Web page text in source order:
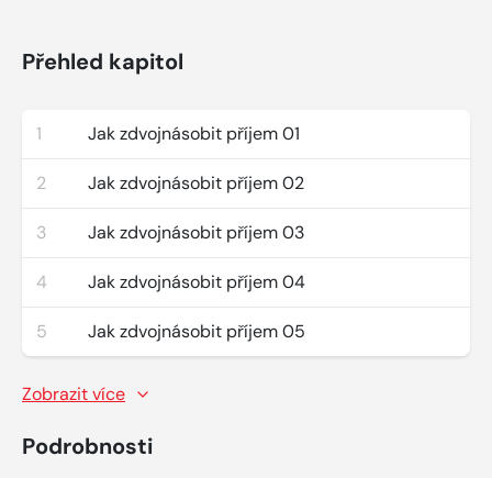
Přehled kapitol
1 Jak zdvojnásobit příjem 01
2 Jak zdvojnásobit příjem 02
3 Jak zdvojnásobit příjem 03
4 Jak zdvojnásobit příjem 04
5 Jak zdvojnásobit příjem 05
Zobrazit více
Podrobnosti